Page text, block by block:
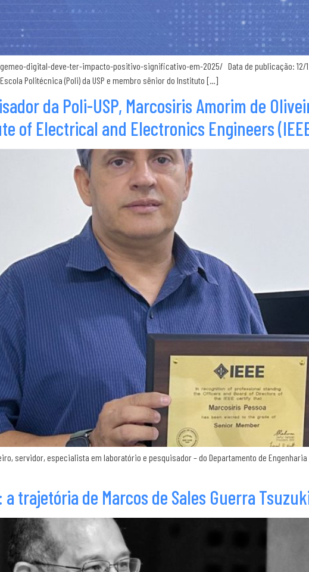
digital-deve-ter-impacto-positivo-significativo-em-2025/ Data de publicação: 12/
Politécnica (Poli) da USP e membro sênior do Instituto […]
da Poli-USP, Marcosiris Amorim de
of Electrical and Electronics Engineers
servidor, especialista em laboratório e pesquisador – do Departamento de
a trajetória de Marcos de Sales Guerra